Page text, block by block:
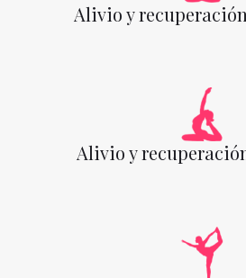
Alivio y
Alivio y